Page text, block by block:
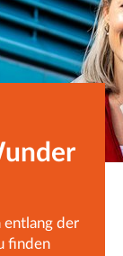
entlang der
finden